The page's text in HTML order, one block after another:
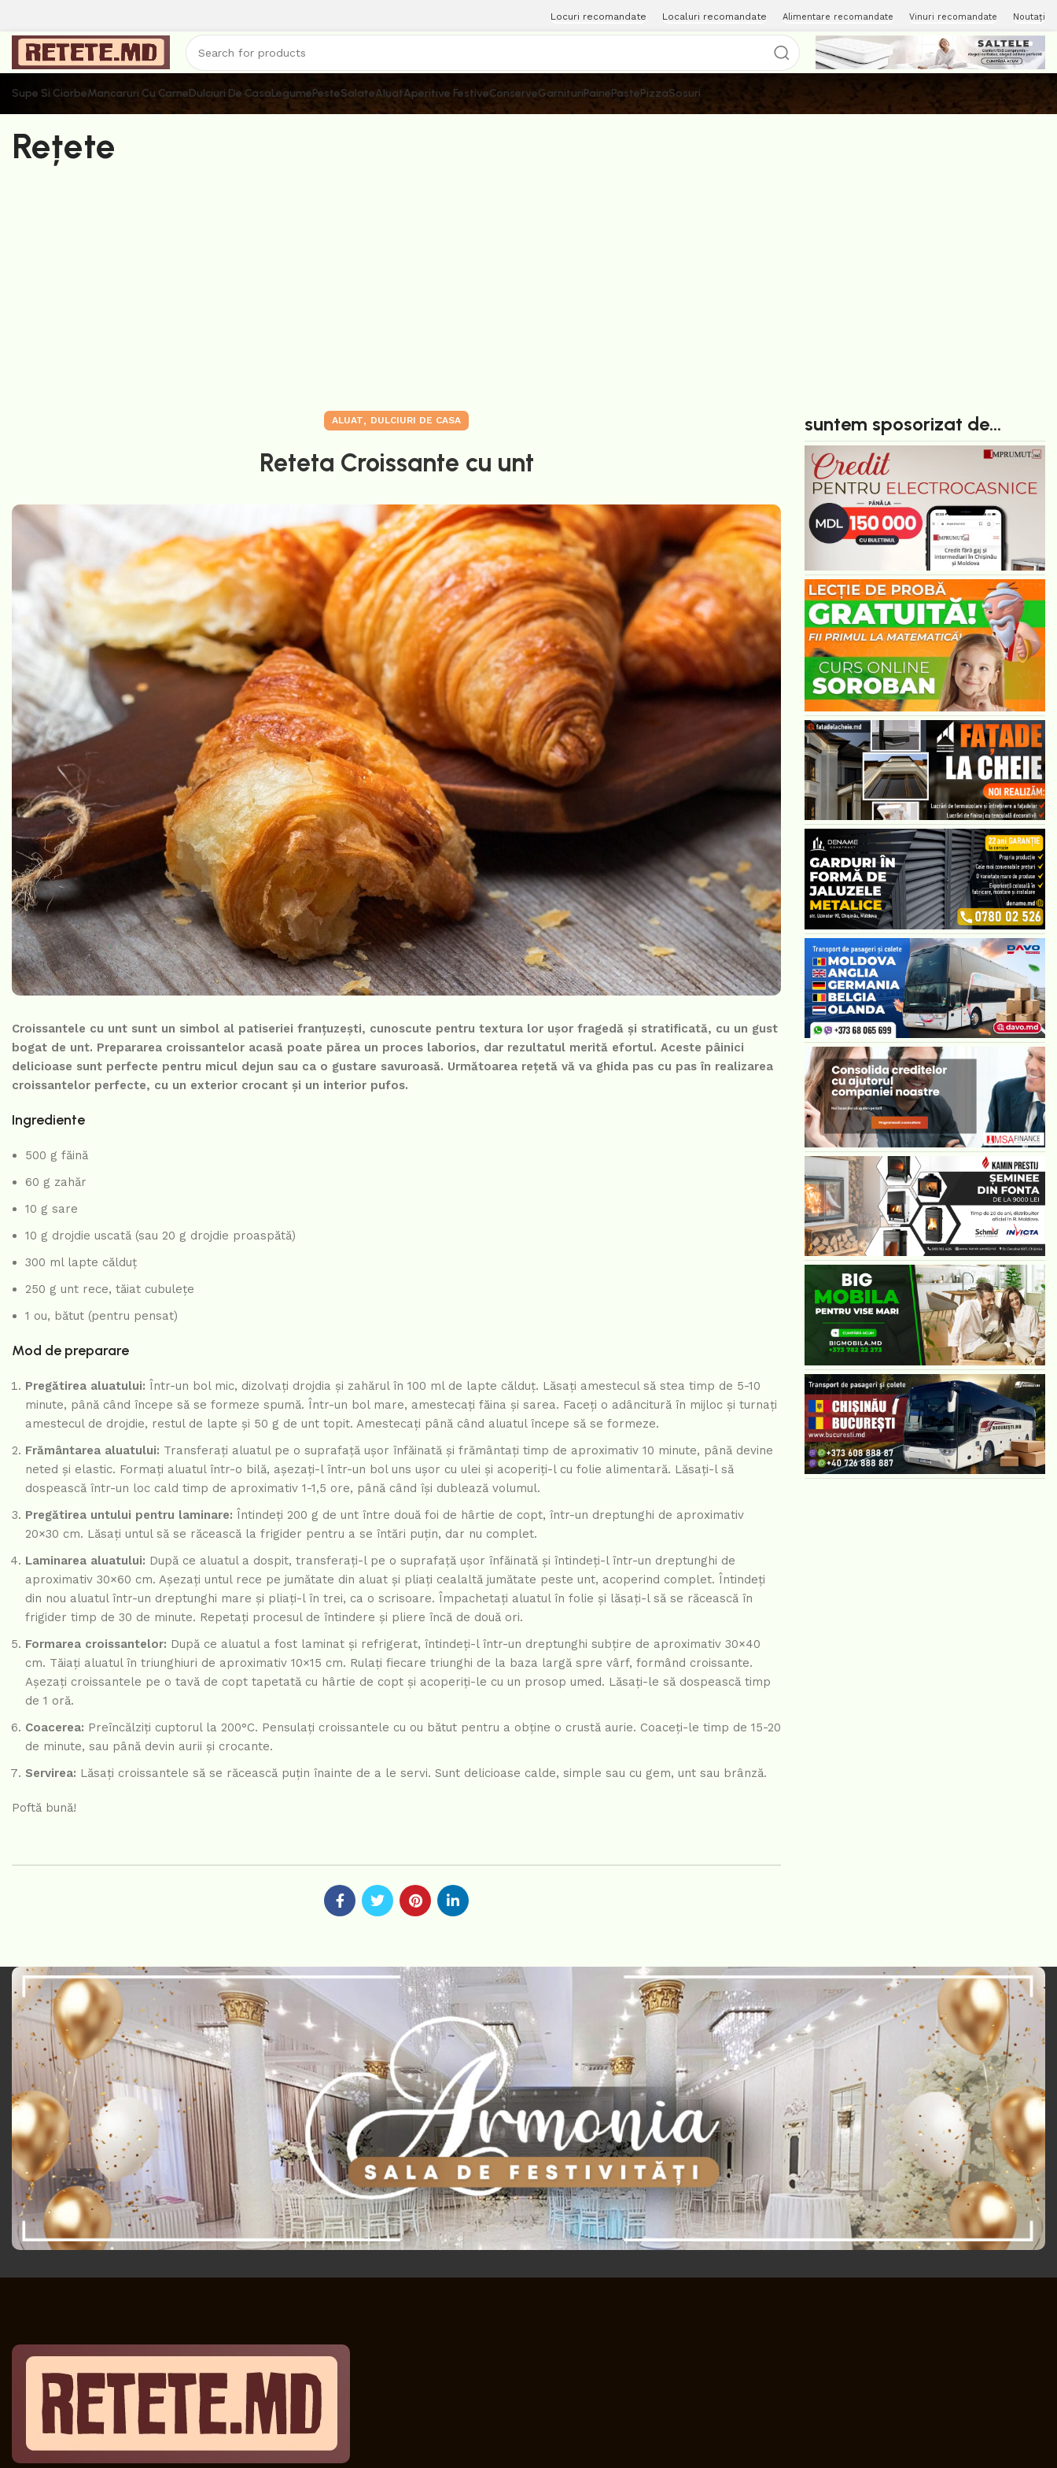
Locuri recomandate Localuri recomandate Alimentare recomandate Vinuri recomandate Noutați
Supe Si CiorbeMancaruri Cu CarneDulciuri De CasaLegumePesteSalateAluatAperitive FestiveConserveGarnituriPainePastePizzaSosuri
Rețete
ALUAT, DULCIURI DE CASA
Reteta Croissante cu unt
Croissantele cu unt sunt un simbol al patiseriei franțuzești, cunoscute pentru textura lor ușor fragedă și stratificată, cu un gust
bogat de unt. Prepararea croissantelor acasă poate părea un proces laborios, dar rezultatul merită efortul. Aceste pâinici
delicioase sunt perfecte pentru micul dejun sau ca o gustare savuroasă. Următoarea rețetă vă va ghida pas cu pas în realizarea
croissantelor perfecte, cu un exterior crocant și un interior pufos.
Ingrediente
500 g făină
60 g zahăr
10 g sare
10 g drojdie uscată (sau 20 g drojdie proaspătă)
300 ml lapte călduț
250 g unt rece, tăiat cubulețe
1 ou, bătut (pentru pensat)
Mod de preparare
Pregătirea aluatului: Într-un bol mic, dizolvați drojdia și zahărul în 100 ml de lapte călduț. Lăsați amestecul să stea timp de 5-10
minute, până când începe să se formeze spumă. Într-un bol mare, amestecați făina și sarea. Faceți o adâncitură în mijloc și turnați
amestecul de drojdie, restul de lapte și 50 g de unt topit. Amestecați până când aluatul începe să se formeze.
Frământarea aluatului: Transferați aluatul pe o suprafață ușor înfăinată și frământați timp de aproximativ 10 minute, până devine
neted și elastic. Formați aluatul într-o bilă, așezați-l într-un bol uns ușor cu ulei și acoperiți-l cu folie alimentară. Lăsați-l să
dospească într-un loc cald timp de aproximativ 1-1,5 ore, până când își dublează volumul.
Pregătirea untului pentru laminare: Întindeți 200 g de unt între două foi de hârtie de copt, într-un dreptunghi de aproximativ
20×30 cm. Lăsați untul să se răcească la frigider pentru a se întări puțin, dar nu complet.
Laminarea aluatului: După ce aluatul a dospit, transferați-l pe o suprafață ușor înfăinată și întindeți-l într-un dreptunghi de
aproximativ 30×60 cm. Așezați untul rece pe jumătate din aluat și pliați cealaltă jumătate peste unt, acoperind complet. Întindeți
din nou aluatul într-un dreptunghi mare și pliați-l în trei, ca o scrisoare. Împachetați aluatul în folie și lăsați-l să se răcească în
frigider timp de 30 de minute. Repetați procesul de întindere și pliere încă de două ori.
Formarea croissantelor: După ce aluatul a fost laminat și refrigerat, întindeți-l într-un dreptunghi subțire de aproximativ 30×40
cm. Tăiați aluatul în triunghiuri de aproximativ 10×15 cm. Rulați fiecare triunghi de la baza largă spre vârf, formând croissante.
Așezați croissantele pe o tavă de copt tapetată cu hârtie de copt și acoperiți-le cu un prosop umed. Lăsați-le să dospească timp
de 1 oră.
Coacerea: Preîncălziți cuptorul la 200°C. Pensulați croissantele cu ou bătut pentru a obține o crustă aurie. Coaceți-le timp de 15-20
de minute, sau până devin aurii și crocante.
Servirea: Lăsați croissantele să se răcească puțin înainte de a le servi. Sunt delicioase calde, simple sau cu gem, unt sau brânză.
Poftă bună!
suntem sposorizat de...